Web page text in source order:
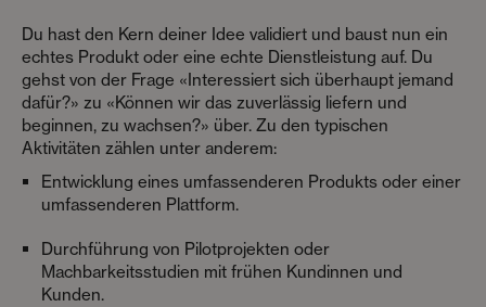
Du hast den Kern deiner Idee validiert und baust nun ein
echtes Produkt oder eine echte Dienstleistung auf. Du
gehst von der Frage «Interessiert sich überhaupt jemand
dafür?» zu «Können wir das zuverlässig liefern und
beginnen, zu wachsen?» über. Zu den typischen
Aktivitäten zählen unter anderem:
Entwicklung eines umfassenderen Produkts oder einer
umfassenderen Plattform.
Durchführung von Pilotprojekten oder
Machbarkeitsstudien mit frühen Kundinnen und
Kunden.